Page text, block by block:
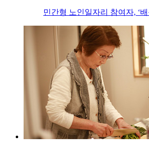
민간형 노인일자리 참여자, ‘